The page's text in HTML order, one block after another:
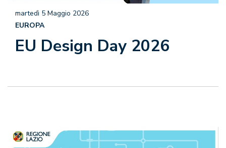
EU Design Day 2026
martedì 5 Maggio 2026
EUROPA